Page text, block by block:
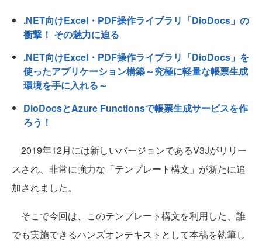
.NET向けExcel・PDF操作ライブラリ「DioDocs」の
衝撃！ その魅力に迫る
.NET向けExcel・PDF操作ライブラリ「DioDocs」を
使ったアプリケーション構築～究極に軽量な帳票生成
環境を手に入れる～
DioDocsとAzure Functionsで帳票生成サービスを作
ろう！
2019年12月には新しいバージョンであるV3Jがリリー
スされ、非常に強力な「テンプレート構文」が新たに追
加されました。
そこで今回は、このテンプレート構文を利用した、誰
でも実施できるハンズオンテキストとして本稿を執筆し